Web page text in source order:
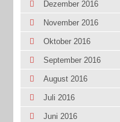
Dezember 2016
November 2016
Oktober 2016
September 2016
August 2016
Juli 2016
Juni 2016